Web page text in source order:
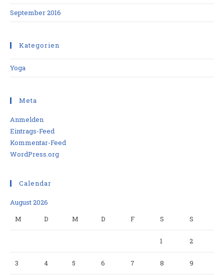
September 2016
Kategorien
Yoga
Meta
Anmelden
Eintrags-Feed
Kommentar-Feed
WordPress.org
Calendar
August 2026
M
D M D F S S
1 2
3 4 5 6 7 8 9